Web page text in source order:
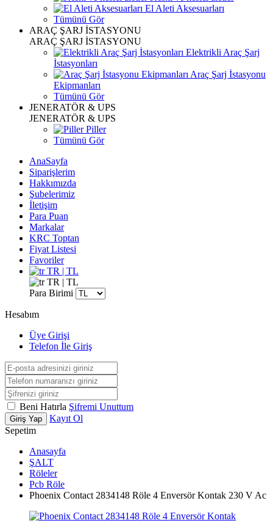
El Aleti Aksesuarları
Tümünü Gör
ARAÇ ŞARJ İSTASYONU
ARAÇ ŞARJ İSTASYONU
Elektrikli Araç Şarj
İstasyonları
Araç Şarj İstasyonu
Ekipmanları
Tümünü Gör
JENERATÖR & UPS
JENERATÖR & UPS
Piller
Tümünü Gör
AnaSayfa
Siparişlerim
Hakkımızda
Şubelerimiz
İletişim
Para Puan
Markalar
KRC Toptan
Fiyat Listesi
Favoriler
TR | TL
TR | TL
Para Birimi
Hesabım
Üye Girişi
Telefon İle Giriş
Beni Hatırla Şifremi Unuttum
Giriş Yap
Kayıt Ol
Sepetim
Anasayfa
ŞALT
Röleler
Pcb Röle
Phoenix Contact 2834148 Röle 4 Enversör Kontak 230 V Ac